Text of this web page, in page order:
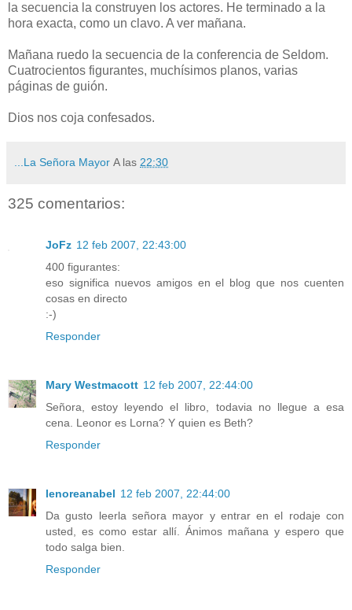
la secuencia la construyen los actores. He terminado a la
hora exacta, como un clavo. A ver mañana.
Mañana ruedo la secuencia de la conferencia de Seldom.
Cuatrocientos figurantes, muchísimos planos, varias
páginas de guión.
Dios nos coja confesados.
...La Señora Mayor A las 22:30
325 comentarios:
JoFz 12 feb 2007, 22:43:00
400 figurantes:
eso significa nuevos amigos en el blog que nos cuenten
cosas en directo
:-)
Responder
Mary Westmacott 12 feb 2007, 22:44:00
Señora, estoy leyendo el libro, todavia no llegue a esa
cena. Leonor es Lorna? Y quien es Beth?
Responder
lenoreanabel 12 feb 2007, 22:44:00
Da gusto leerla señora mayor y entrar en el rodaje con
usted, es como estar allí. Ánimos mañana y espero que
todo salga bien.
Responder